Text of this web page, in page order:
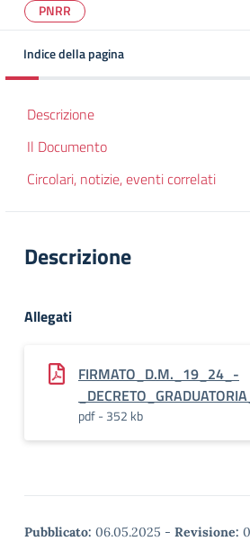
PNRR
Indice della pagina
Descrizione
Il Documento
Circolari, notizie, eventi correlati
Descrizione
Allegati
FIRMATO_D.M._19_24_-
pdf - 352 kb
Pubblicato: 06.05.2025 - Revisione: